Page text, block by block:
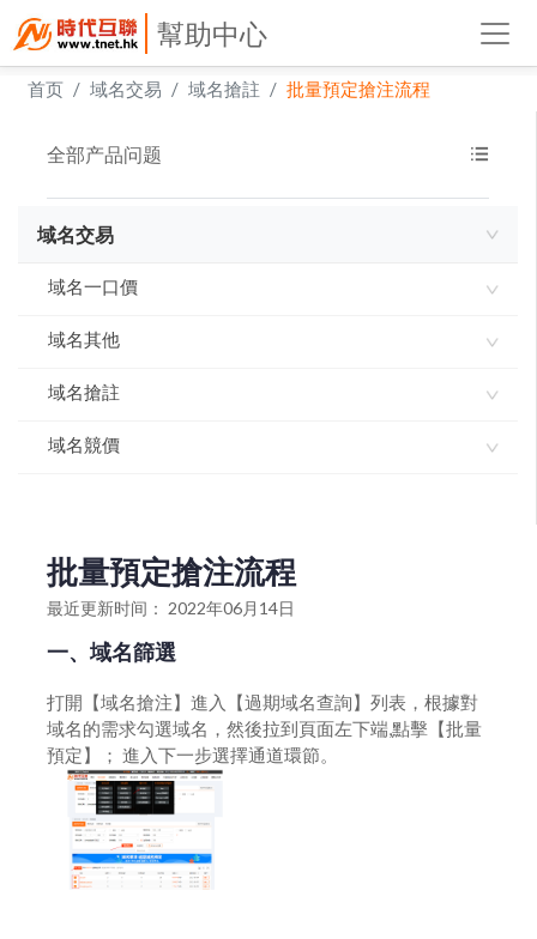
幫助中心
首页 域名交易 域名搶註 批量預定搶注流程
全部产品问题
域名交易
域名一口價
一口價域名在線交易規則
一口價域名在線交易服務協議
一口價域名在線交易服務協議
域名其他
什麽款項可以提
域名命名規則
域名搶註
域名預訂搶注服務協議
為什麽需要選擇域名搶註
關於域名搶註說明
如何批量搶註域名？
關於域名刪除類型的說明
域名搶注預訂常見問題
批量預定搶注流程
域名競價
域名競價規則
競價規則
關於代理出價
批量預定搶注流程
最近更新时间： 2022年06月14日
一、域名篩選
打開【域名搶注】進入【過期域名查詢】列表，根據對
域名的需求勾選域名，然後拉到頁面左下端,點擊【批量
預定】； 進入下一步選擇通道環節。